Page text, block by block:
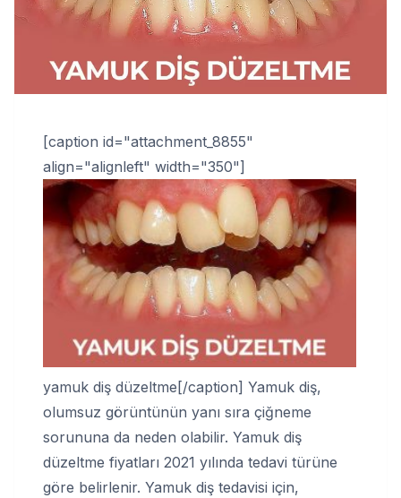
[caption id="attachment_8855"
align="alignleft" width="350"]
yamuk diş düzeltme[/caption] Yamuk diş,
olumsuz görüntünün yanı sıra çiğneme
sorununa da neden olabilir. Yamuk diş
düzeltme fiyatları 2021 yılında tedavi türüne
göre belirlenir. Yamuk diş tedavisi için,